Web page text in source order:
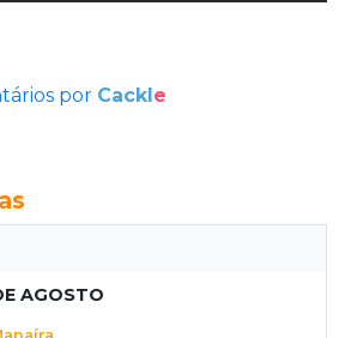
por Cackle
AGOSTO